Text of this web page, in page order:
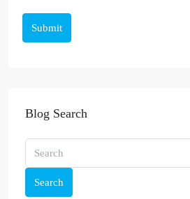
Submit
Blog Search
Search